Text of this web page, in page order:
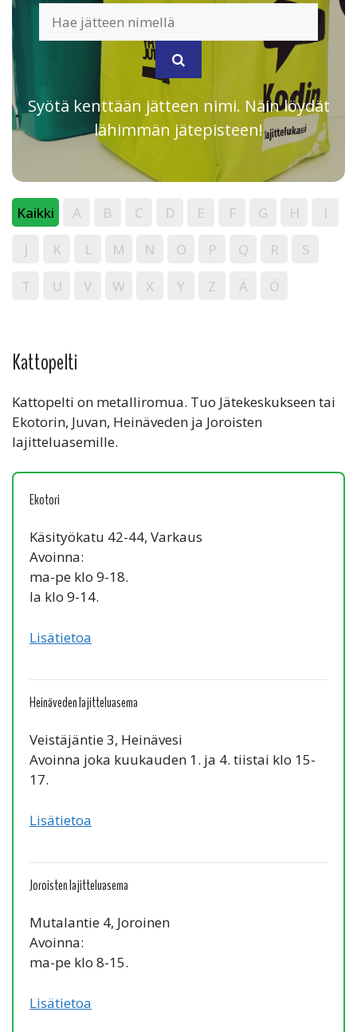
Syötä kenttään jätteen nimi. Näin löydät
lähimmän jätepisteen!
Kaikki A B C D E F G H I
J K L M N O P Q R S
T U V W X Y Z Ä Ö
Kattopelti
Kattopelti on metalliromua. Tuo Jätekeskukseen tai
Ekotorin, Juvan, Heinäveden ja Joroisten
lajitteluasemille.
Ekotori
Käsityökatu 42-44, Varkaus
Avoinna:
ma-pe klo 9-18.
la klo 9-14.
Lisätietoa
Heinäveden lajitteluasema
Veistäjäntie 3, Heinävesi
Avoinna joka kuukauden 1. ja 4. tiistai klo 15-
17.
Lisätietoa
Joroisten lajitteluasema
Mutalantie 4, Joroinen
Avoinna:
ma-pe klo 8-15.
Lisätietoa